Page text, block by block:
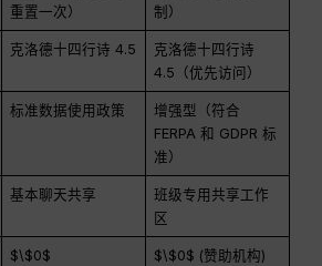
重置一次）
制）
克洛德十四行诗 4.5
克洛德十四行诗
4.5（优先访问）
标准数据使用政策
增强型（符合
FERPA 和 GDPR 标
准）
基本聊天共享
班级专用共享工作
区
$\$0$ $\$0$ (赞助机构)